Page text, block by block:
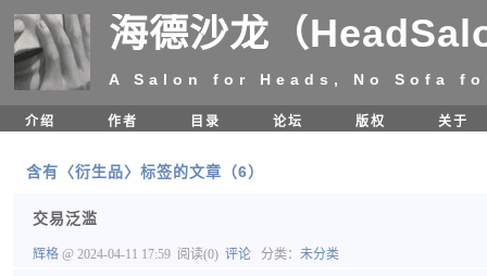
海德沙龙（
A Salon for Heads, No Sofa
介绍 作者 目录 论坛 版权 关于
含有〈衍生品〉标签的文章（6）
交易泛滥
辉格 @ 2024-04-11 17:59 阅读(0) 评论 分类： 未分类